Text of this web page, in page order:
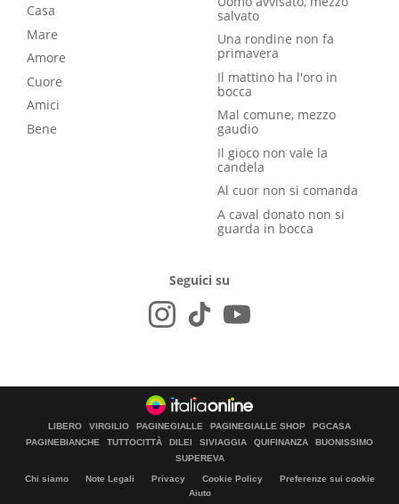
Casa
Mare
Amore
Cuore
Amici
Bene
salvato
Una rondine non fa
primavera
Il mattino ha l'oro in
bocca
Mal comune, mezzo
gaudio
Il gioco non vale la
candela
Al cuor non si comanda
A caval donato non si
guarda in bocca
Seguici su
LIBERO VIRGILIO PAGINEGIALLE PAGINEGIALLE SHOP
PGCASA
PAGINEBIANCHE
TUTTOCITTÀ DILEI SIVIAGGIA QUIFINANZA
BUONISSIMO
SUPEREVA
Chi siamo Note Legali Privacy Cookie Policy
Preferenze sui cookie
Aiuto